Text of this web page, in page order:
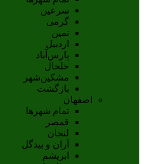
سرعین
گرمی
نمین
اردبيل
پارس‌آباد
خلخال
مشکين‌شهر
بازگشت
اصفهان
تمام شهر‌ها
قمصر
لنجان
آران و بیدگل
ابریشم